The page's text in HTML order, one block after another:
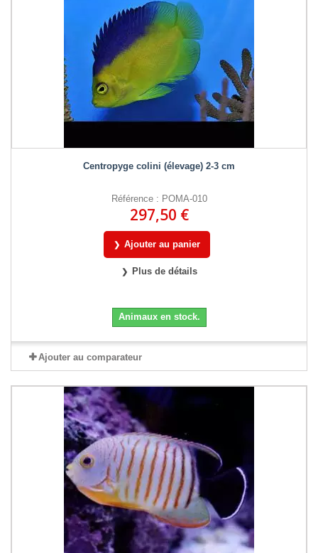
Centropyge colini (élevage) 2-3 cm
Référence : POMA-010
297,50 €
Ajouter au panier
Plus de détails
Animaux en stock.
Ajouter au comparateur